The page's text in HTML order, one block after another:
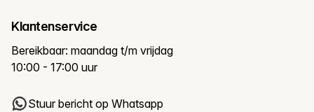
Klantenservice
Bereikbaar: maandag t/m vrijdag
10:00 - 17:00 uur
Stuur bericht op Whatsapp